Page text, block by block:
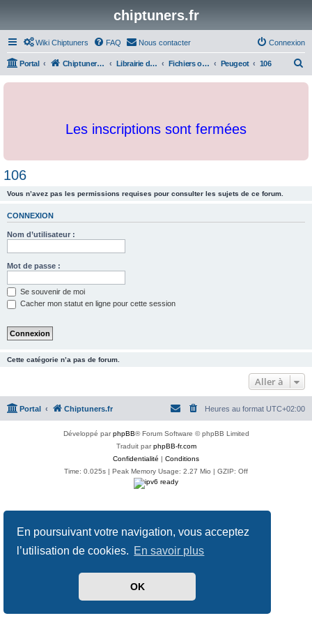
En poursuivant votre navigation, vous acceptez
l’utilisation de cookies. En savoir plus
OK
chiptuners.fr
Wiki Chiptuners FAQ Nous contacter Connexion
Portal Chiptuners.fr Librairie de documents et originaux Fichiers originaux Peugeot 106
c
Les inscriptions sont fermées
106
Vous n’avez pas les permissions requises pour consulter les sujets de ce forum.
CONNEXION
Nom d’utilisateur :
Mot de passe :
Se souvenir de moi
Cacher mon statut en ligne pour cette session
Cette catégorie n’a pas de forum.
Aller à
Portal Chiptuners.fr Heures au format UTC+02:00
Développé parphpBB® Forum Software © phpBB Limited
Traduit parphpBB-fr.com
Confidentialité | Conditions
Time: 0.025s | Peak Memory Usage: 2.27 Mio | GZIP: Off